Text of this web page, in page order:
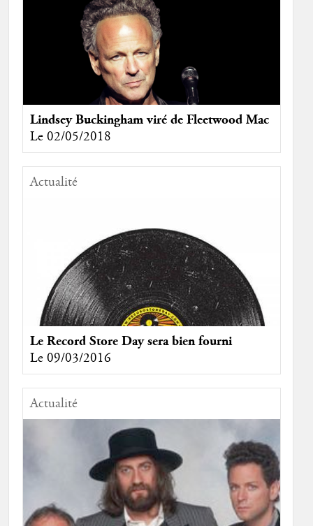
Lindsey Buckingham viré de Fleetwood Mac
Le 02/05/2018
Actualité
Le Record Store Day sera bien fourni
Le 09/03/2016
Actualité